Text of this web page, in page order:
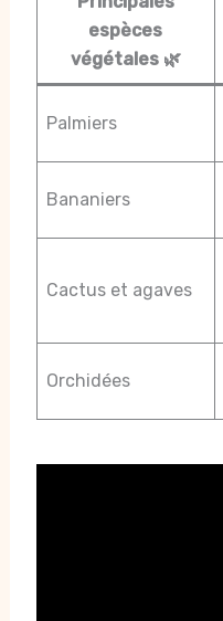
espèces
végétales 🌿
Palmiers
Bananiers
Cactus et agaves
Orchidées